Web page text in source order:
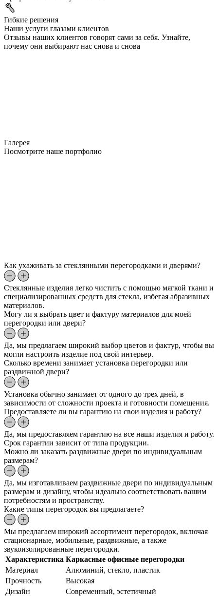
Гибкие решения
Наши услуги глазами клиентов
Отзывы наших клиентов говорят сами за себя. Узнайте,
почему они выбирают нас снова и снова
Галерея
Посмотрите наше портфолио
Как ухаживать за стеклянными перегородками и дверями?
Стеклянные изделия легко чистить с помощью мягкой ткани и
специализированных средств для стекла, избегая абразивных
материалов.
Могу ли я выбрать цвет и фактуру материалов для моей
перегородки или двери?
Да, мы предлагаем широкий выбор цветов и фактур, чтобы вы
могли настроить изделие под свой интерьер.
Сколько времени занимает установка перегородки или
раздвижной двери?
Установка обычно занимает от одного до трех дней, в
зависимости от сложности проекта и готовности помещения.
Предоставляете ли вы гарантию на свои изделия и работу?
Да, мы предоставляем гарантию на все наши изделия и работу.
Срок гарантии зависит от типа продукции.
Можно ли заказать раздвижные двери по индивидуальным
размерам?
Да, мы изготавливаем раздвижные двери по индивидуальным
размерам и дизайну, чтобы идеально соответствовать вашим
потребностям и пространству.
Какие типы перегородок вы предлагаете?
Мы предлагаем широкий ассортимент перегородок, включая
стационарные, мобильные, раздвижные, а также
звукоизолированные перегородки.
Характеристика Каркасные офисные перегородки
Материал
Алюминий, стекло, пластик
Прочность
Высокая
Дизайн
Современный, эстетичный